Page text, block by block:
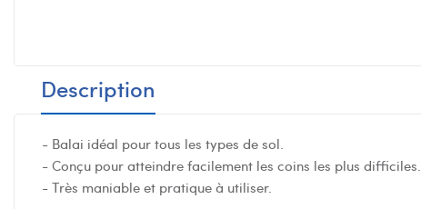
Description
- Balai idéal pour tous les types de sol.
- Conçu pour atteindre facilement les coins les plus difficiles.
- Très maniable et pratique à utiliser.